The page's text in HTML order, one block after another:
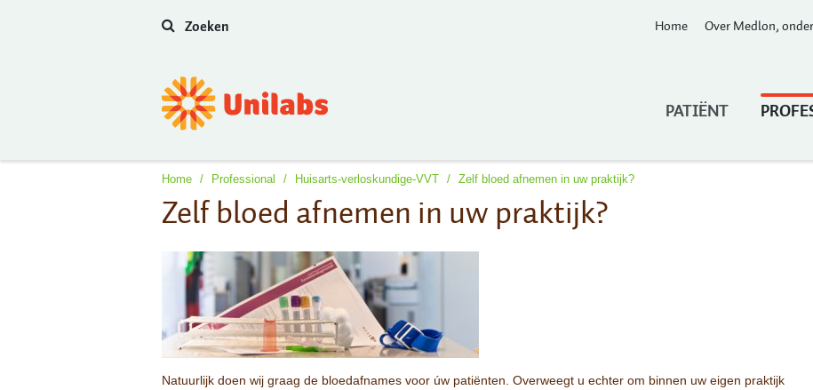
Zoeken Home Over Medlon,
PATIËNT
Home / Professional / Huisarts-verloskundige-VVT / Zelf bloed afnemen in uw praktijk?
Zelf bloed afnemen in uw praktijk?
Natuurlijk doen wij graag de bloedafnames voor úw patiënten. Overweegt u echter om binnen uw eigen praktijk